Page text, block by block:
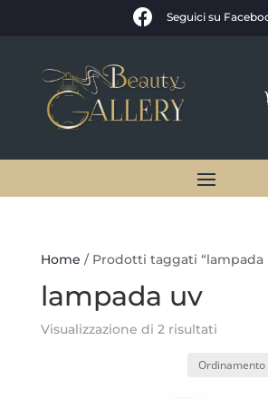
 Seguici su
Home / Prodotti taggati “lampada
lampada uv
Visualizzazione di 2 risultati